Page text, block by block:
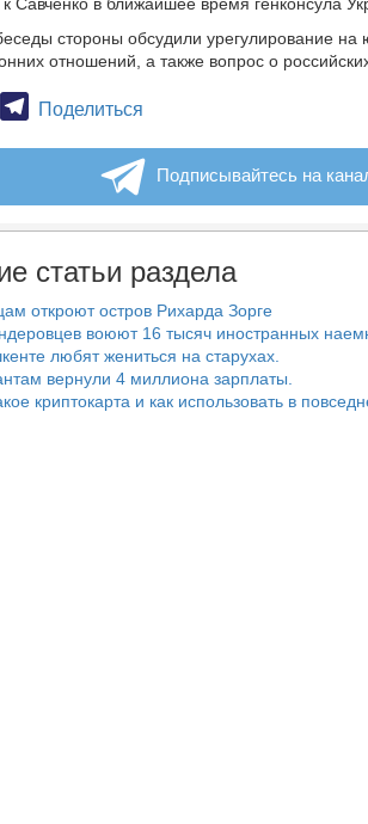
стороны обсудили урегулирование
отношений, а также вопрос о
TwitterTelegram
Поделиться
Подписывайтесь на
статьи раздела
откроют остров Рихарда Зорге
воюют 16 тысяч иностранных
любят жениться на старухах.
вернули 4 миллиона зарплаты.
криптокарта и как использовать в